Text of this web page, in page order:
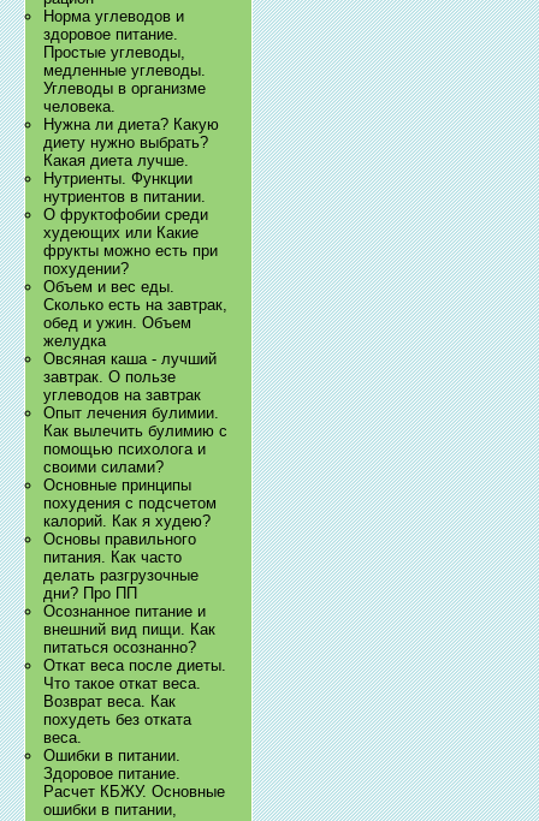
Норма углеводов и
здоровое питание.
Простые углеводы,
медленные углеводы.
Углеводы в организме
человека.
Нужна ли диета? Какую
диету нужно выбрать?
Какая диета лучше.
Нутриенты. Функции
нутриентов в питании.
О фруктофобии среди
худеющих или Какие
фрукты можно есть при
похудении?
Объем и вес еды.
Сколько есть на завтрак,
обед и ужин. Объем
желудка
Овсяная каша - лучший
завтрак. О пользе
углеводов на завтрак
Опыт лечения булимии.
Как вылечить булимию с
помощью психолога и
своими силами?
Основные принципы
похудения с подсчетом
калорий. Как я худею?
Основы правильного
питания. Как часто
делать разгрузочные
дни? Про ПП
Осознанное питание и
внешний вид пищи. Как
питаться осознанно?
Откат веса после диеты.
Что такое откат веса.
Возврат веса. Как
похудеть без отката
веса.
Ошибки в питании.
Здоровое питание.
Расчет КБЖУ. Основные
ошибки в питании,